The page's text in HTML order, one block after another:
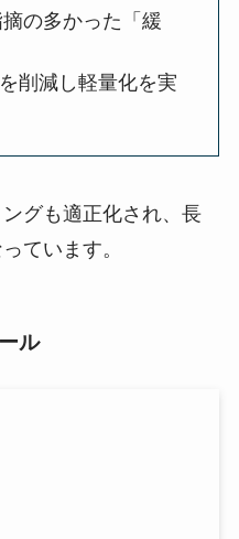
の多かった「緩
削減し軽量化を実
グも適正化され、長
ています。
ル